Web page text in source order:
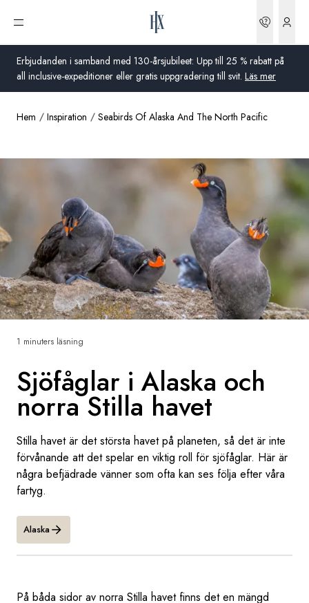
Erbjudanden i samband med 130-årsjubileet: Upp till 25 % rabatt på
all inclusive-expeditioner eller gratis uppgradering till svit. Läs mer
Öppna meny
Sverige
USA
Tyskland
Schweiz
Frankrike
Sverige
Danmark
Norge
Global
Hem Inspiration Seabirds Of Alaska And The North Pacific
Sjöfåglar i Alaska och
norra Stilla havet
Stilla havet är det största havet på planeten, så det är inte
förvånande att det spelar en viktig roll för sjöfåglar. Här är
några befjädrade vänner som ofta kan ses följa efter våra
fartyg.
1 minuters läsning
Alaska
På båda sidor av norra Stilla havet finns det en mängd